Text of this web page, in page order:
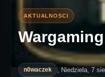
n0waczek , Niedziela, 7